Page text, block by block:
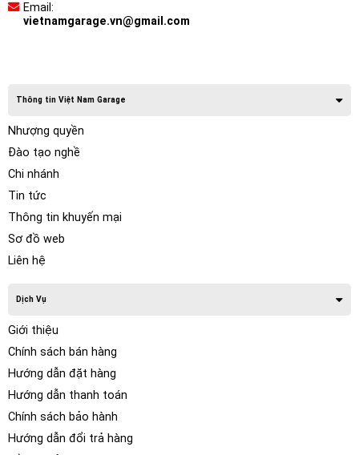
Email:
vietnamgarage.vn@gmail.com
Thông tin Việt Nam Garage
Nhượng quyền
Đào tạo nghề
Chi nhánh
Tin tức
Thông tin khuyến mại
Sơ đồ web
Liên hệ
Dịch Vụ
Giới thiệu
Chính sách bán hàng
Hướng dẫn đặt hàng
Hướng dẫn thanh toán
Chính sách bảo hành
Hướng dẫn đổi trả hàng